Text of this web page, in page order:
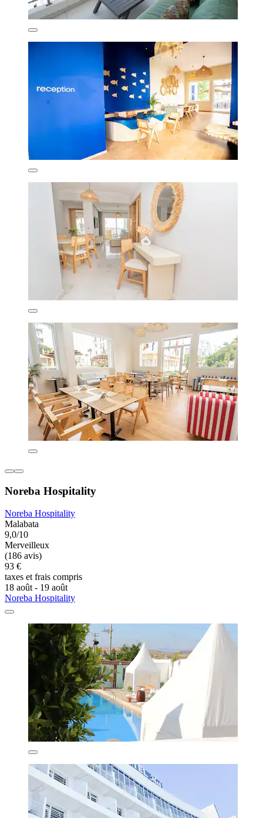
Noreba Hospitality
Noreba Hospitality
Malabata
9,0/10
Merveilleux
(186 avis)
93 €
taxes et frais compris
18 août - 19 août
Noreba Hospitality